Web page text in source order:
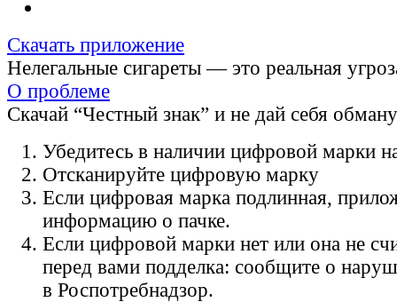
Скачать приложение
Нелегальные сигареты — это реальная
О проблеме
Скачай “Честный знак” и не дай себя
Убедитесь в наличии цифровой марки
Отсканируйте цифровую марку
Если цифровая марка подлинная,
информацию о пачке.
Если цифровой марки нет или она не
перед вами подделка: сообщите о
в Роспотребнадзор.